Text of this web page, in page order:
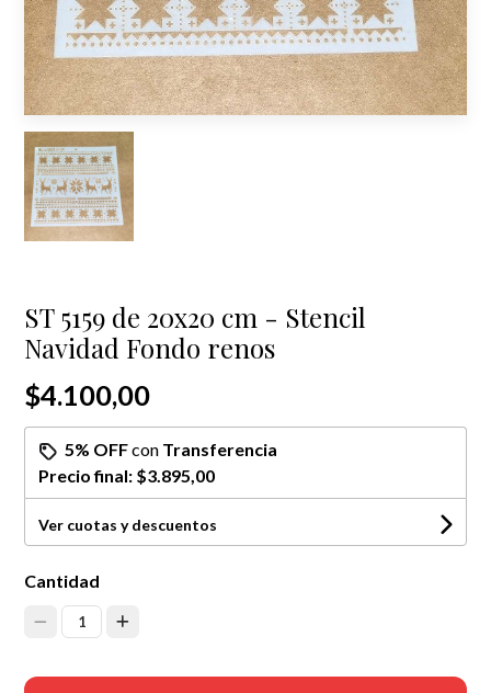
ST 5159 de 20x20 cm - Stencil
Navidad Fondo renos
$4.100,00
5% OFFcon Transferencia
Precio final: $3.895,00
Ver cuotas y descuentos
Cantidad
1